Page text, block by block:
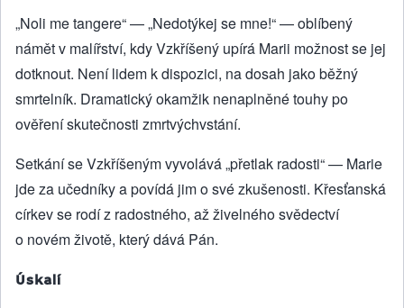
„Noli me tangere“ — „Nedotýkej se mne!“ — oblíbený
námět v malířství, kdy Vzkříšený upírá Marii možnost se jej
dotknout. Není lidem k dispozici, na dosah jako běžný
smrtelník. Dramatický okamžik nenaplněné touhy po
ověření skutečnosti zmrtvýchvstání.
Setkání se Vzkříšeným vyvolává „přetlak radosti“ — Marie
jde za učedníky a povídá jim o své zkušenosti. Křesťanská
církev se rodí z radostného, až živelného svědectví
o novém životě, který dává Pán.
Úskalí